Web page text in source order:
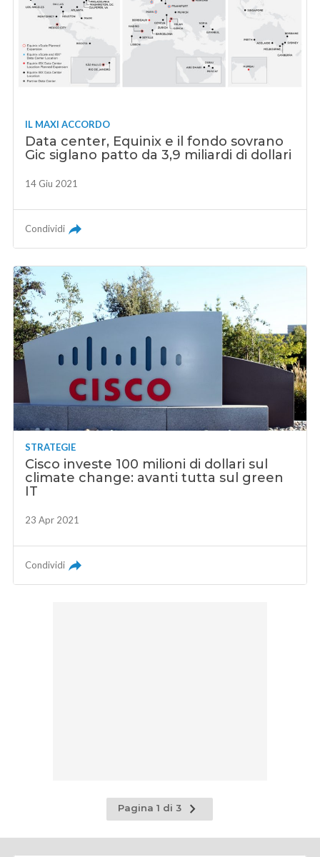
IL MAXI ACCORDO
Data center, Equinix e il fondo sovrano
Gic siglano patto da 3,9 miliardi di dollari
14 Giu 2021
Condividi
STRATEGIE
Cisco investe 100 milioni di dollari sul
climate change: avanti tutta sul green
IT
23 Apr 2021
Condividi
Pagina 1 di 3
Pagina
successiva